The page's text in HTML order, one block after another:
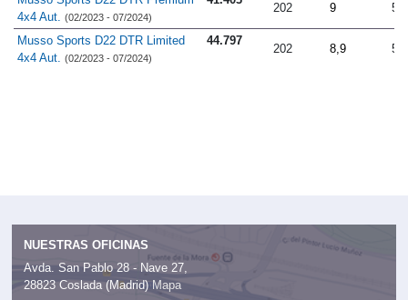
4x4 Aut.
(02/2023 - 07/2024)
202 9
Musso Sports D22 DTR Limited
4x4 Aut.
(02/2023 - 07/2024)
44.797
202 8,9
NUESTRAS OFICINAS
Avda. San Pablo 28 - Nave 27,
28823 Coslada (Madrid) Mapa